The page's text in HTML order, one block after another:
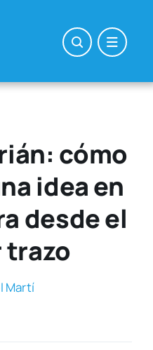
cómo
idea en
desde el
trazo
Mar­tí